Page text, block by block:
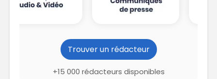
Trouver un rédacteur
+15 000 rédacteurs disponibles